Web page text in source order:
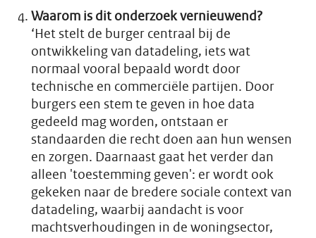
Waarom is dit onderzoek vernieuwend?
‘Het stelt de burger centraal bij de
ontwikkeling van datadeling, iets wat
normaal vooral bepaald wordt door
technische en commerciële partijen. Door
burgers een stem te geven in hoe data
gedeeld mag worden, ontstaan er
standaarden die recht doen aan hun wensen
en zorgen. Daarnaast gaat het verder dan
alleen 'toestemming geven': er wordt ook
gekeken naar de bredere sociale context van
datadeling, waarbij aandacht is voor
machtsverhoudingen in de woningsector,